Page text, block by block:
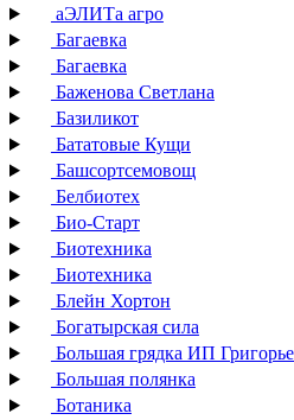
аЭЛИТа агро
Багаевка
Багаевка
Баженова Светлана
Базиликот
Бататовые Кущи
Башсортсемовощ
Белбиотех
Био-Старт
Биотехника
Биотехника
Блейн Хортон
Богатырская сила
Большая грядка ИП
Большая полянка
Ботаника